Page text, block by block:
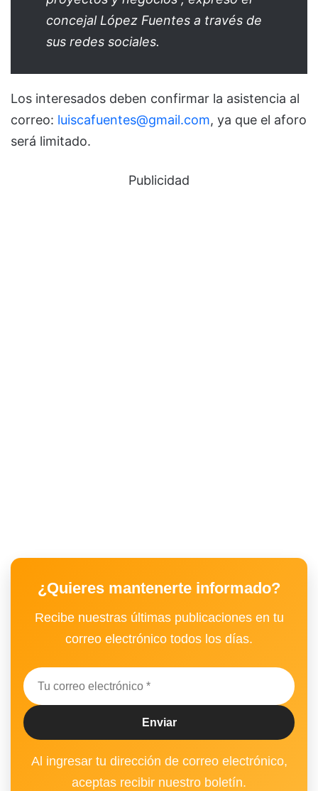
concejal López Fuentes a través de
sus redes sociales.
Los interesados deben confirmar la asistencia al
correo: luiscafuentes@gmail.com, ya que el aforo
será limitado.
Publicidad
¿Quieres mantenerte informado?
Recibe nuestras últimas publicaciones en tu
correo electrónico todos los días.
Al ingresar tu dirección de correo electrónico,
aceptas recibir nuestro boletín.